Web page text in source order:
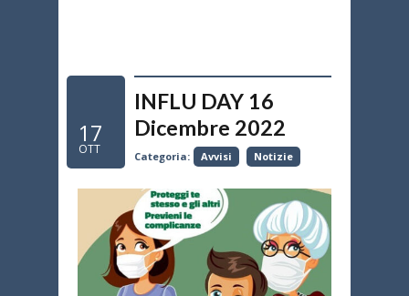
17
OTT
INFLU DAY 16
Dicembre 2022
Categoria: Avvisi Notizie